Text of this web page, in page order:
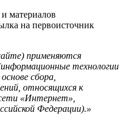
материалов
на первоисточник
применяются
технологии
сбора,
относящихся к
«Интернет»,
Федерации).»